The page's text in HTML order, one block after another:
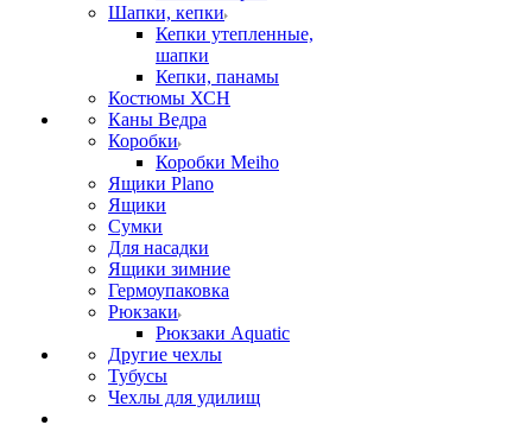
Шапки, кепки
Кепки утепленные,
шапки
Кепки, панамы
Костюмы ХСН
Каны Ведра
Коробки
Коробки Meiho
Ящики Plano
Ящики
Сумки
Для насадки
Ящики зимние
Гермоупаковка
Рюкзаки
Рюкзаки Aquatic
Другие чехлы
Тубусы
Чехлы для удилищ